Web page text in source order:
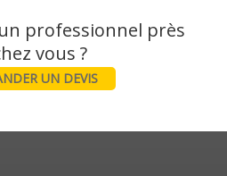
professionnel près
UN DEVIS